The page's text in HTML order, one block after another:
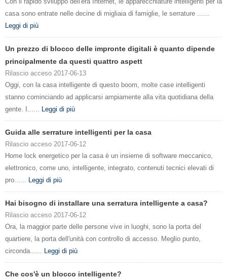
casa sono entrate nelle decine di migliaia di famiglie, le serrature ......
Leggi di più
Un prezzo di blocco delle impronte digitali è quanto dipende
principalmente da questi quattro aspett
Rilascio acceso 2017-06-13
Oggi, con la casa intelligente di questo boom, molte case intelligenti
stanno cominciando ad applicarsi ampiamente alla vita quotidiana della
gente. I...... Leggi di più
Guida alle serrature intelligenti per la casa
Rilascio acceso 2017-06-12
Home lock energetico per la casa è un insieme di software meccanico,
elettronico, come uno, intelligente, integrato, contenuti tecnici elevati di
pro...... Leggi di più
Hai bisogno di installare una serratura intelligente a casa?
Rilascio acceso 2017-06-12
Ora, la maggior parte delle persone vive in luoghi, sono la porta del
quartiere, la porta dell'unità con controllo di accesso. Meglio punto,
circonda...... Leggi di più
Che cos'è un blocco intelligente?